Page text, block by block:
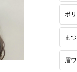
ボ
ま
眉